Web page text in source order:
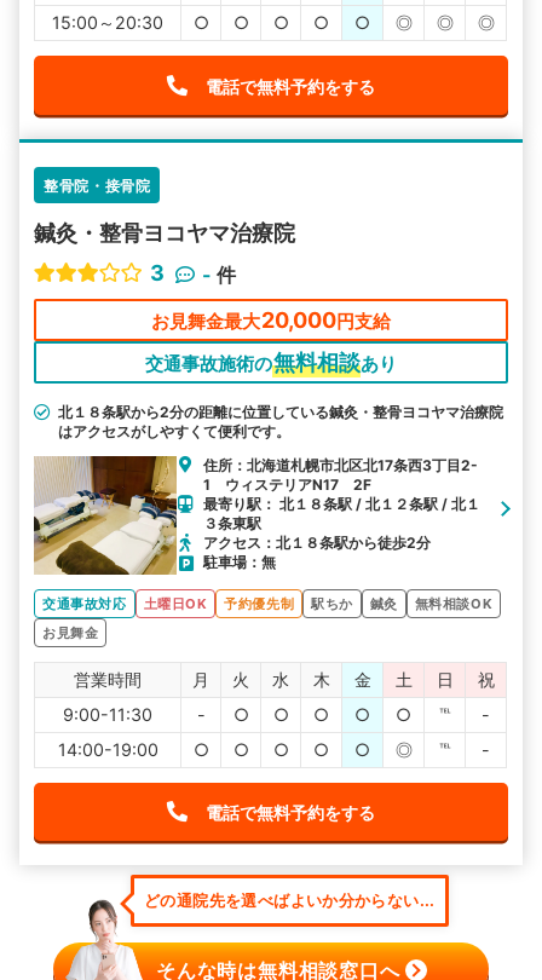
15:00～20:30
○ ○ ○ ○ ○ ◎ ◎ ◎
電話で無料予約をする
整骨院・接骨院
鍼灸・整骨ヨコヤマ治療院
3
- 件
お見舞金最大20,000円支給
交通事故施術の無料相談あり
北１８条駅から2分の距離に位置している鍼灸・整骨ヨコヤマ治療院
はアクセスがしやすくて便利です。
住所：北海道札幌市北区北17条西3丁目2-
1 ウィステリアN17 2F
最寄り駅： 北１８条駅 / 北１２条駅 / 北１
３条東駅
アクセス：北１８条駅から徒歩2分
駐車場：無
交通事故対応 土曜日OK 予約優先制 駅ちか 鍼灸
無料相談OK
お見舞金
営業時間 月 火 水 木 金 土 日
祝
9:00-11:30
- ○ ○ ○ ○ ○ ℡
-
14:00-19:00
○ ○ ○ ○ ○ ◎ ℡ -
電話で無料予約をする
どの通院先を選べばよいか分からない...
そんな時は無料相談窓口へ